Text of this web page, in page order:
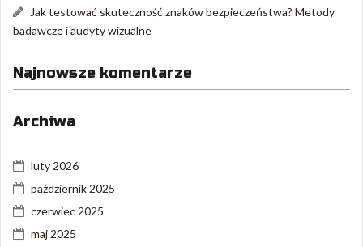
Jak testować skuteczność znaków bezpieczeństwa? Metody
badawcze i audyty wizualne
Najnowsze komentarze
Archiwa
luty 2026
październik 2025
czerwiec 2025
maj 2025